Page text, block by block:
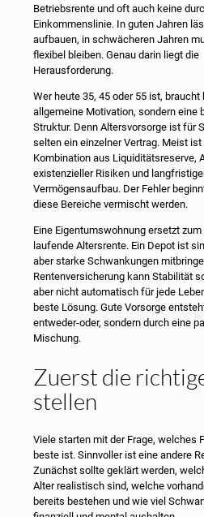
Betriebsrente und oft auch keine
Einkommenslinie. In guten Jahren
aufbauen, in schwächeren Jahren
flexibel bleiben. Genau darin liegt die
Herausforderung.
Wer heute 35, 45 oder 55 ist, braucht
allgemeine Motivation, sondern eine
Struktur. Denn Altersvorsorge ist für
selten ein einzelner Vertrag. Meist ist
Kombination aus Liquiditätsreserve,
existenzieller Risiken und
Vermögensaufbau. Der Fehler
diese Bereiche vermischt werden.
Eine Eigentumswohnung ersetzt
laufende Altersrente. Ein Depot ist
aber starke Schwankungen
Rentenversicherung kann Stabilität
aber nicht automatisch für jede
beste Lösung. Gute Vorsorge
entweder-oder, sondern durch eine
Mischung.
Zuerst die
stellen
Viele starten mit der Frage, welches
beste ist. Sinnvoller ist eine andere
Zunächst sollte geklärt werden,
Alter realistisch sind, welche
bereits bestehen und wie viel